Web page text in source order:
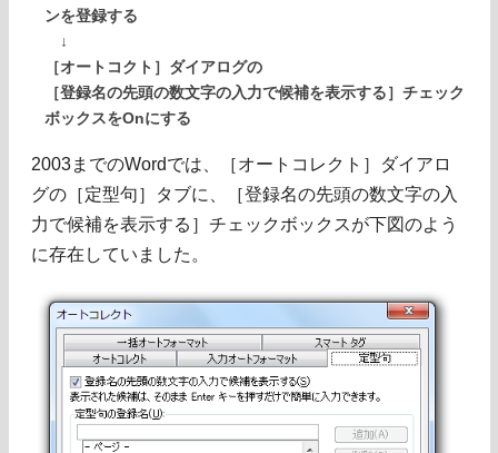
ンを登録する
↓
［オートコクト］ダイアログの
［登録名の先頭の数文字の入力で候補を表示する］チェック
ボックスをOnにする
2003までのWordでは、［オートコレクト］ダイアロ
グの［定型句］タブに、［登録名の先頭の数文字の入
力で候補を表示する］チェックボックスが下図のよう
に存在していました。